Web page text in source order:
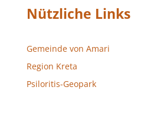
Nützliche Links
Gemeinde von Amari
Region Kreta
Psiloritis-Geopark